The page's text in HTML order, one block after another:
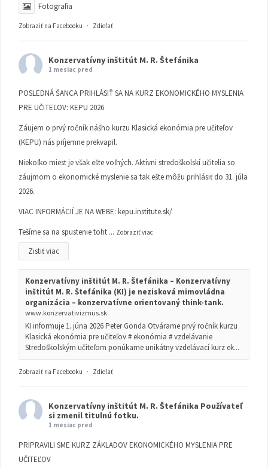
Fotografia
Zobraziť na Facebooku · Zdieľať
Konzervatívny inštitút M. R. Štefánika
1 mesiac pred
POSLEDNÁ ŠANCA PRIHLÁSIŤ SA NA KURZ EKONOMICKÉHO MYSLENIA
PRE UČITEĽOV: KEPU 2026
Záujem o prvý ročník nášho kurzu Klasická ekonómia pre učiteľov
(KEPU) nás príjemne prekvapil.
Niekoľko miest je však ešte voľných. Aktívni stredoškolskí učitelia so
záujmom o ekonomické myslenie sa tak ešte môžu prihlásiť do 31. júla
2026.
VIAC INFORMÁCIÍ JE NA WEBE: kepu.institute.sk/
Tešíme sa na spustenie toht ... Zobraziť viac
Zistiť viac
Konzervatívny inštitút M. R. Štefánika – Konzervatívny
inštitút M. R. Štefánika (KI) je nezisková mimovládna
organizácia – konzervatívne orientovaný think-tank.
www.konzervativizmus.sk
KI informuje 1. júna 2026 Peter Gonda Otvárame prvý ročník kurzu
Klasická ekonómia pre učiteľov # ekonómia # vzdelávanie
Stredoškolským učiteľom ponúkame unikátny vzdelávací kurz ek...
Zobraziť na Facebooku · Zdieľať
Konzervatívny inštitút M. R. Štefánika Používateľ
si zmenil titulnú fotku.
1 mesiac pred
PRIPRAVILI SME KURZ ZÁKLADOV EKONOMICKÉHO MYSLENIA PRE
UČITEĽOV